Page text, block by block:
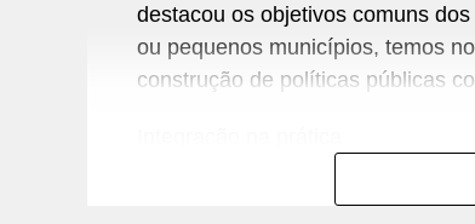
destacou os objetivos comuns
ou pequenos municípios, temos
construção de políticas públicas